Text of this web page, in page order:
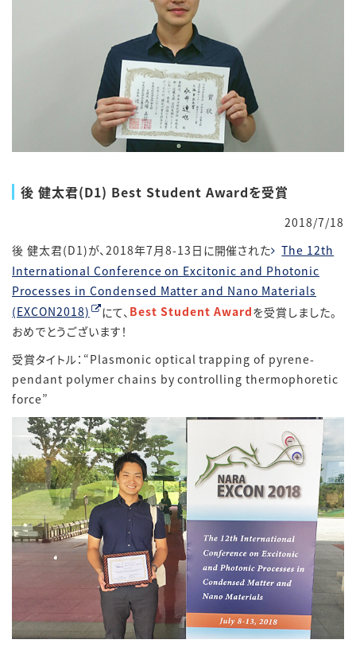
後 健太君(D1) Best Student Awardを受賞
2018/7/18
後 健太君(D1)が、2018年7月8-13日に開催された
The 12th
International Conference on Excitonic and Photonic
Processes in Condensed Matter and Nano Materials
(EXCON2018)
にて、 Best Student Awardを受賞しました。
おめでとうございます！
受賞タイトル：“Plasmonic optical trapping of pyrene-
pendant polymer chains by controlling thermophoretic
force”